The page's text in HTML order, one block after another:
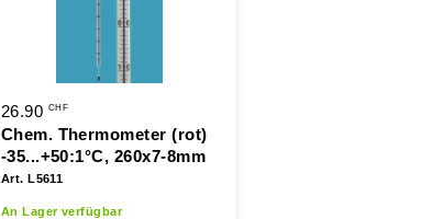
26.90 CHF
Chem. Thermometer (rot)
-35...+50:1°C, 260x7-8mm
Art. L5611
An Lager verfügbar